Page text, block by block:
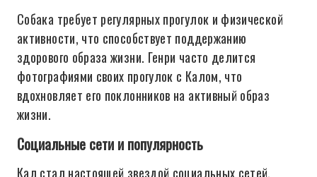
Собака требует регулярных прогулок и физической
активности, что способствует поддержанию
здорового образа жизни. Генри часто делится
фотографиями своих прогулок с Калом, что
вдохновляет его поклонников на активный образ
жизни.
Социальные сети и популярность
Кал стал настоящей звездой социальных сетей.